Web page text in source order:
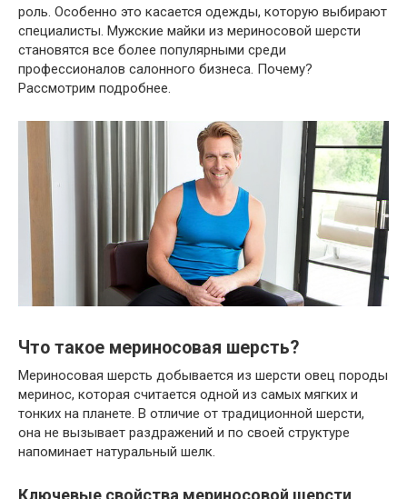
роль. Особенно это касается одежды, которую выбирают
специалисты. Мужские майки из мериносовой шерсти
становятся все более популярными среди
профессионалов салонного бизнеса. Почему?
Рассмотрим подробнее.
Что такое мериносовая шерсть?
Мериносовая шерсть добывается из шерсти овец породы
меринос, которая считается одной из самых мягких и
тонких на планете. В отличие от традиционной шерсти,
она не вызывает раздражений и по своей структуре
напоминает натуральный шелк.
Ключевые свойства мериносовой шерсти